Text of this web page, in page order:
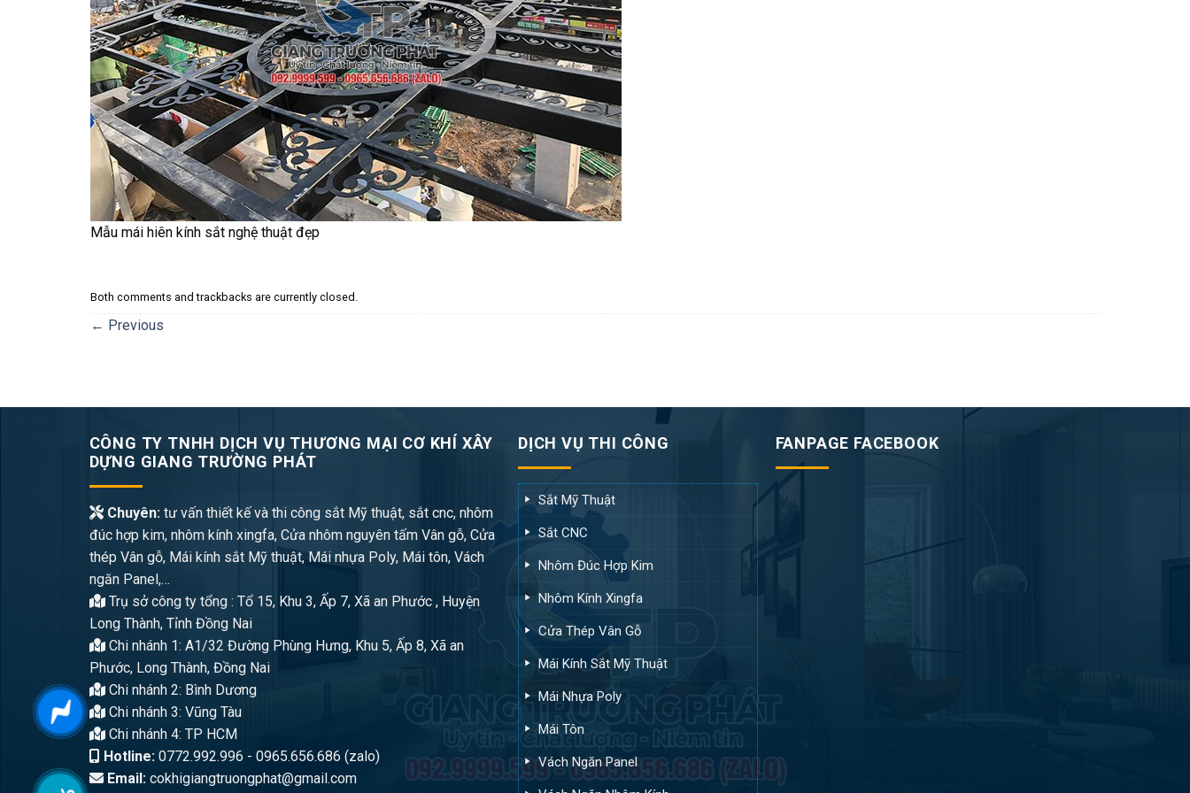
Mẫu mái hiên kính sắt nghệ thuật đẹp
Both comments and trackbacks are currently closed.
← Previous
CÔNG TY TNHH DỊCH VỤ THƯƠNG MẠI CƠ KHÍ XÂY
DỰNG GIANG TRƯỜNG PHÁT
Chuyên:tư vấn thiết kế và thi công sắt Mỹ thuật, sắt cnc, nhôm
đúc hợp kim, nhôm kính xingfa, Cửa nhôm nguyên tấm Vân gỗ, Cửa
thép Vân gỗ, Mái kính sắt Mỹ thuật, Mái nhựa Poly, Mái tôn, Vách
ngăn Panel,…
Trụ sở công ty tổng : Tổ 15, Khu 3, Ấp 7, Xã an Phước , Huyện
Long Thành, Tỉnh Đồng Nai
Chi nhánh 1: A1/32 Đường Phùng Hưng, Khu 5, Ấp 8, Xã an
Phước, Long Thành, Đồng Nai
Chi nhánh 2: Bình Dương
Chi nhánh 3: Vũng Tàu
Chi nhánh 4: TP HCM
Hotline:0772.992.996 - 0965.656.686 (zalo)
Email:cokhigiangtruongphat@gmail.com
DỊCH VỤ THI CÔNG
Sắt Mỹ Thuật
Sắt CNC
Nhôm Đúc Hợp Kim
Nhôm Kính Xingfa
Cửa Thép Vân Gỗ
Mái Kính Sắt Mỹ Thuật
Mái Nhựa Poly
Mái Tôn
Vách Ngăn Panel
FANPAGE FACEBOOK